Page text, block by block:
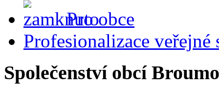
Pro obce
Profesionalizace veřejné
Společenství obcí